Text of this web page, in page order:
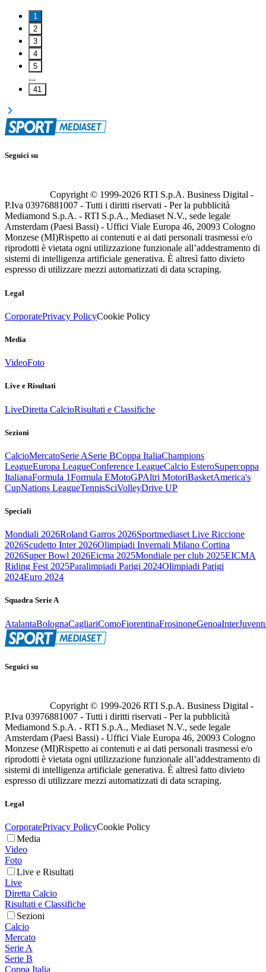
1
2
3
4
5
...
41
Seguici su
Copyright © 1999-2026 RTI S.p.A. Business Digital -
P.Iva 03976881007 - Tutti i diritti riservati - Per la pubblicità
Mediamond S.p.A. - RTI S.p.A., Mediaset N.V., sede legale
Amsterdam (Paesi Bassi) - Uffici Viale Europa 46, 20093 Cologno
Monzese (MI)Rispetto ai contenuti e ai dati personali trasmessi e/o
riprodotti è vietata ogni utilizzazione funzionale all’addestramento di
sistemi di intelligenza artificiale generativa. È altresì fatto divieto
espresso di utilizzare mezzi automatizzati di data scraping.
Legal
CorporatePrivacy PolicyCookie Policy
Media
VideoFoto
Live e Risultati
LiveDiretta CalcioRisultati e Classifiche
Sezioni
CalcioMercatoSerie ASerie BCoppa ItaliaChampions
LeagueEuropa LeagueConference LeagueCalcio EsteroSupercoppa
ItalianaFormula 1Formula EMotoGPAltri MotoriBasketAmerica's
CupNations LeagueTennisSciVolleyDrive UP
Speciali
Mondiali 2026Roland Garros 2026Sportmediaset Live Riccione
2026Scudetto Inter 2026Olimpiadi Invernali Milano Cortina
2026Super Bowl 2026Eicma 2025Mondiale per club 2025EICMA
Riding Fest 2025Paralimpiadi Parigi 2024Olimpiadi Parigi
2024Euro 2024
Squadra Serie A
AtalantaBolognaCagliariComoFiorentinaFrosinoneGenoaInter
Seguici su
Copyright © 1999-2026 RTI S.p.A. Business Digital -
P.Iva 03976881007 - Tutti i diritti riservati - Per la pubblicità
Mediamond S.p.A. - RTI S.p.A., Mediaset N.V., sede legale
Amsterdam (Paesi Bassi) - Uffici Viale Europa 46, 20093 Cologno
Monzese (MI)Rispetto ai contenuti e ai dati personali trasmessi e/o
riprodotti è vietata ogni utilizzazione funzionale all’addestramento di
sistemi di intelligenza artificiale generativa. È altresì fatto divieto
espresso di utilizzare mezzi automatizzati di data scraping.
Legal
CorporatePrivacy PolicyCookie Policy
Media
Video
Foto
Live e Risultati
Live
Diretta Calcio
Risultati e Classifiche
Sezioni
Calcio
Mercato
Serie A
Serie B
Coppa Italia